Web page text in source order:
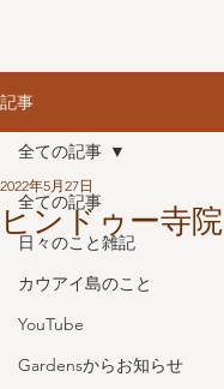
記事
全ての記事
日々のこと雑記
カウアイ島のこと
YouTube
Gardensからお知らせ
全ての記事
ヒンドゥー寺院
2022年5月27日